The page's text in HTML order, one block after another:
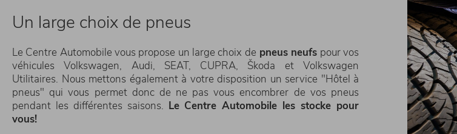
Un large choix de pneus
Le Centre Automobile vous propose un large choix de pneus neufs pour vos
véhicules Volkswagen, Audi, SEAT, CUPRA, Škoda et Volkswagen
Utilitaires. Nous mettons également à votre disposition un service "Hôtel à
pneus" qui vous permet donc de ne pas vous encombrer de vos pneus
pendant les différentes saisons. Le Centre Automobile les stocke pour
vous!